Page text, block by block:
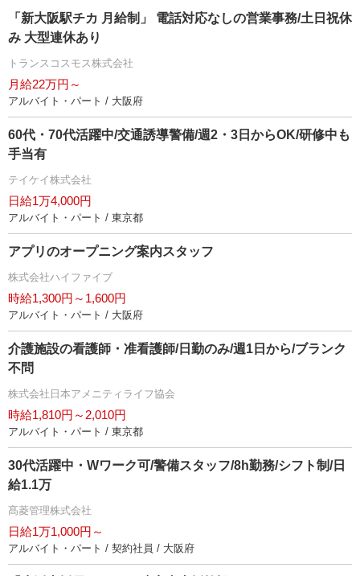
「新大阪駅チカ 月給制」 電話対応なしの営業事務/土日祝休
み 大型連休あり
トランスコスモス株式会社
月給22万円～
アルバイト・パート / 大阪府
60代・70代活躍中/交通誘導警備/週2・3日からOK/研修中も
手当有
テイケイ株式会社
日給1万4,000円
アルバイト・パート / 東京都
アプリのオープニング案内スタッフ
株式会社ハイファイブ
時給1,300円～1,600円
アルバイト・パート / 大阪府
介護施設の看護師・准看護師/日勤のみ/週1日から/ブランク
不問
株式会社日本アメニティライフ協会
時給1,810円～2,010円
アルバイト・パート / 東京都
30代活躍中・Wワーク可/警備スタッフ/8h勤務/シフト制/日
給1.1万
髙菱管理株式会社
日給1万1,000円～
アルバイト・パート / 契約社員 / 大阪府